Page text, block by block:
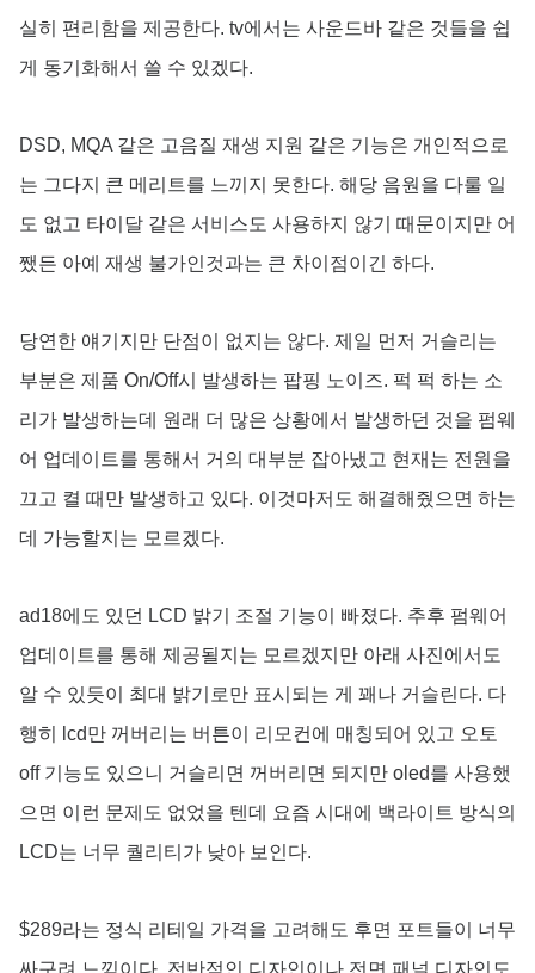
실히 편리함을 제공한다. tv에서는 사운드바 같은 것들을 쉽
게 동기화해서 쓸 수 있겠다.
DSD, MQA 같은 고음질 재생 지원 같은 기능은 개인적으로
는 그다지 큰 메리트를 느끼지 못한다. 해당 음원을 다룰 일
도 없고 타이달 같은 서비스도 사용하지 않기 때문이지만 어
쨌든 아예 재생 불가인것과는 큰 차이점이긴 하다.
당연한 얘기지만 단점이 없지는 않다. 제일 먼저 거슬리는
부분은 제품 On/Off시 발생하는 팝핑 노이즈. 퍽 퍽 하는 소
리가 발생하는데 원래 더 많은 상황에서 발생하던 것을 펌웨
어 업데이트를 통해서 거의 대부분 잡아냈고 현재는 전원을
끄고 켤 때만 발생하고 있다. 이것마저도 해결해줬으면 하는
데 가능할지는 모르겠다.
ad18에도 있던 LCD 밝기 조절 기능이 빠졌다. 추후 펌웨어
업데이트를 통해 제공될지는 모르겠지만 아래 사진에서도
알 수 있듯이 최대 밝기로만 표시되는 게 꽤나 거슬린다. 다
행히 lcd만 꺼버리는 버튼이 리모컨에 매칭되어 있고 오토
off 기능도 있으니 거슬리면 꺼버리면 되지만 oled를 사용했
으면 이런 문제도 없었을 텐데 요즘 시대에 백라이트 방식의
LCD는 너무 퀄리티가 낮아 보인다.
$289라는 정식 리테일 가격을 고려해도 후면 포트들이 너무
싸구려 느낌이다. 전반적인 디자인이나 전면 패널 디자인도